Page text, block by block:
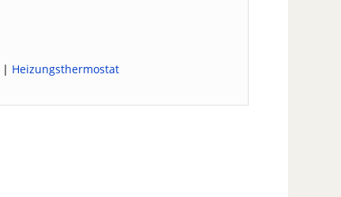
| Heizungsthermostat